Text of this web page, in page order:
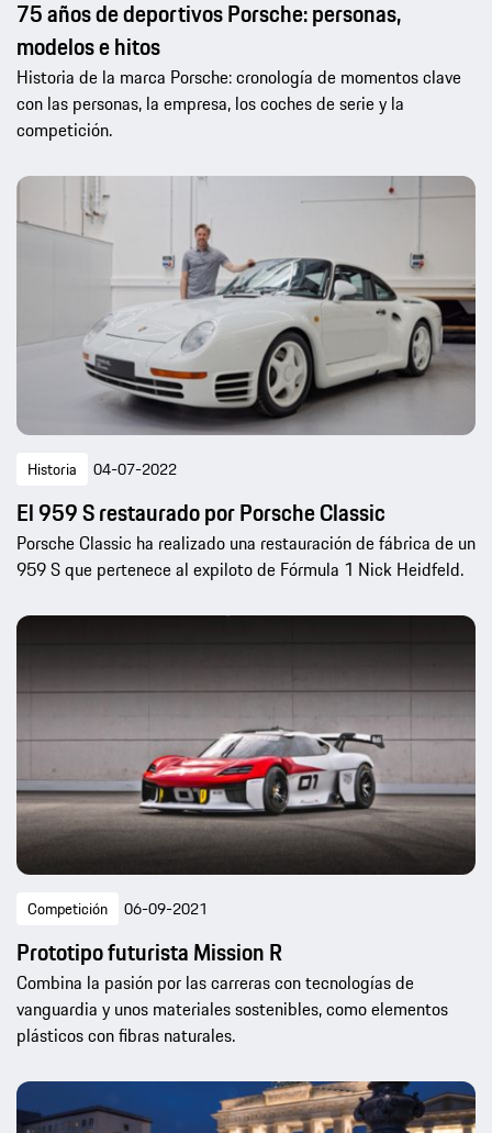
75 años de deportivos Porsche: personas,
modelos e hitos
Historia de la marca Porsche: cronología de momentos clave
con las personas, la empresa, los coches de serie y la
competición.
Historia 04-07-2022
El 959 S restaurado por Porsche Classic
Porsche Classic ha realizado una restauración de fábrica de un
959 S que pertenece al expiloto de Fórmula 1 Nick Heidfeld.
Competición 06-09-2021
Prototipo futurista Mission R
Combina la pasión por las carreras con tecnologías de
vanguardia y unos materiales sostenibles, como elementos
plásticos con fibras naturales.